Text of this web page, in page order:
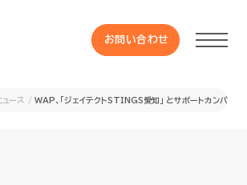
お問い合わせ
ュース WAP、「ジェイテクトSTINGS愛知」 とサポートカンパニー
お問い合わせ